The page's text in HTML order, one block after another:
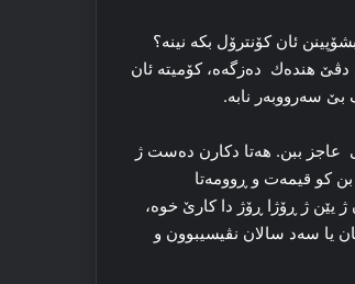
ئان کۆنترۆل بکه‌ نینە‌؟
دڤێ هندەك ده‌زگه‌ه، کۆمیته‌ ئان
سه‌رووبه‌ر نابه‌.
عاجز ببن. هه‌تا دکارن ده‌ست ژ
کو قیمه‌ت و ڕوومه‌تا
ژ یێن ژ ڕۆژا ڕۆژ دا‌ کارێ خوه‌،
یا سه‌د سالان نڤیسیبوون و